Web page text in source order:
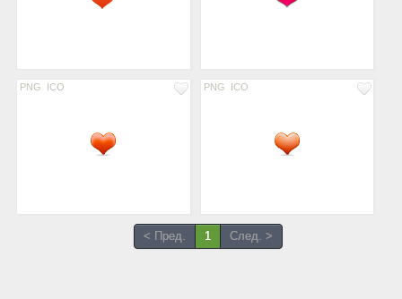
PNG ICO PNG ICO
< Пред. 1 След. >